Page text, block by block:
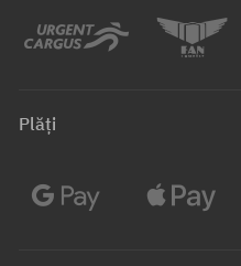
Plăți